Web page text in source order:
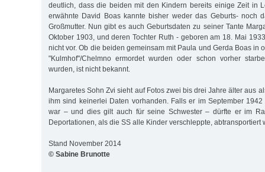
deutlich, dass die beiden mit den Kindern bereits einige Zeit in
erwähnte David Boas kannte bisher weder das Geburts- noch
Großmutter. Nun gibt es auch Geburtsdaten zu seiner Tante
Oktober 1903, und deren Tochter Ruth - geboren am 18. Mai
nicht vor. Ob die beiden gemeinsam mit Paula und Gerda Boas in
"Kulmhof"/Chelmno ermordet wurden oder schon vorher
wurden, ist nicht bekannt.
Margaretes Sohn Zvi sieht auf Fotos zwei bis drei Jahre älter aus
ihm sind keinerlei Daten vorhanden. Falls er im September
war – und dies gilt auch für seine Schwester – dürfte er im
Deportationen, als die SS alle Kinder verschleppte, abtransportiert
Stand November 2014
© Sabine Brunotte